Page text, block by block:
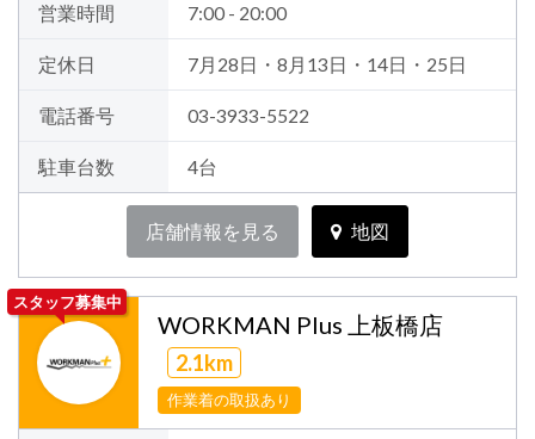
営業時間 7:00 - 20:00
定休日 7月28日・8月13日・14日・25日
電話番号 03-3933-5522
駐車台数 4台
店舗情報を見る 地図
スタッフ募集中
WORKMAN Plus 上板橋店
2.1km
作業着の取扱あり